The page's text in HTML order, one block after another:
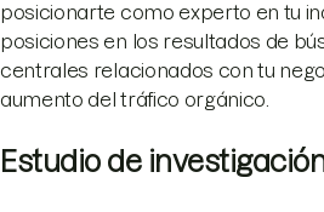
posicionarte como experto en tu
posiciones en los resultados de
centrales relacionados con tu
aumento del tráfico orgánico.
Estudio de